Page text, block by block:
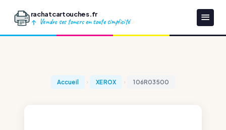
rachatcartouches.fr
Vendre ses toners en toute simplicité
Accueil XEROX 106R03500